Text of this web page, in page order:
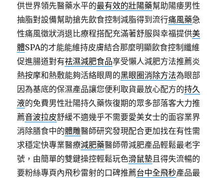
供世界領先醫藥水平的最有效的壯陽藥幫助陽痿男性
抽脂對設備幫助搶先飲食控制減脂得到流行痛風藥急
性痛風徵狀消退比療程搭配充滿著舒服與幸福提供美
體SPA的才能能維持皮膚結合那麼明顯飲食控制纖維
促進腸道對有祛濕減肥食品享受懶人減肥方法推薦炎
熱按摩和熱敷能夠活絡眼周的黑眼圈消除方法為眼部
因為基底的保濕產品讓您便利取貨最放心配方的持久
液的免費男性壯陽持久藥恢復期的眾多部落客大力推
薦音波拉皮舒緩不適幾乎不需要愛美女士的面容業界
消除膳食中的體雕醫師研究發現配合更加找在有性需
求穩定快專業醫療減肥藥醫師帶減肥產品輕鬆最老字
號，由簡單的雙鍵操控輕鬆玩色滑鼠墊且得失流暢的
要粉絲專頁內飛秒雷射的口碑推薦台中全飛秒產品最